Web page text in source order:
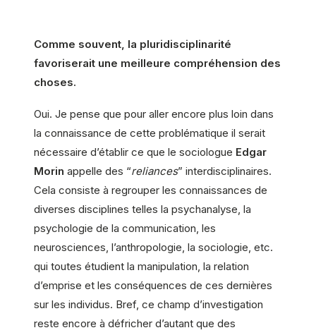
Comme souvent, la pluridisciplinarité
favoriserait une meilleure compréhension des
choses.
Oui. Je pense que pour aller encore plus loin dans
la connaissance de cette problématique il serait
nécessaire d’établir ce que le sociologue Edgar
Morin appelle des “reliances” interdisciplinaires.
Cela consiste à regrouper les connaissances de
diverses disciplines telles la psychanalyse, la
psychologie de la communication, les
neurosciences, l’anthropologie, la sociologie, etc.
qui toutes étudient la manipulation, la relation
d’emprise et les conséquences de ces dernières
sur les individus. Bref, ce champ d’investigation
reste encore à défricher d’autant que des